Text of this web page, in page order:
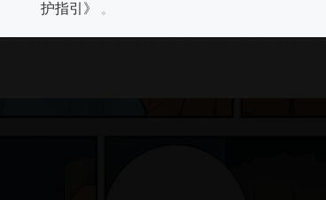
护指引》
。